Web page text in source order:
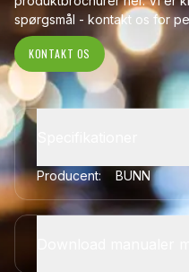
spørgsmål - kontakt os for
KONTAKT OS
Producent: BUNN